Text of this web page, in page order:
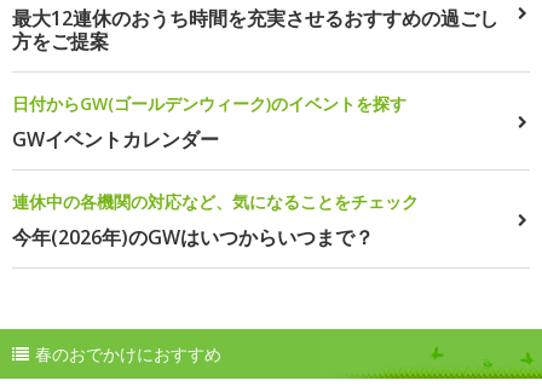
最大12連休のおうち時間を充実させるおすすめの過ごし
方をご提案
日付からGW(ゴールデンウィーク)のイベントを探す
GWイベントカレンダー
連休中の各機関の対応など、気になることをチェック
今年(2026年)のGWはいつからいつまで？
春のおでかけにおすすめ